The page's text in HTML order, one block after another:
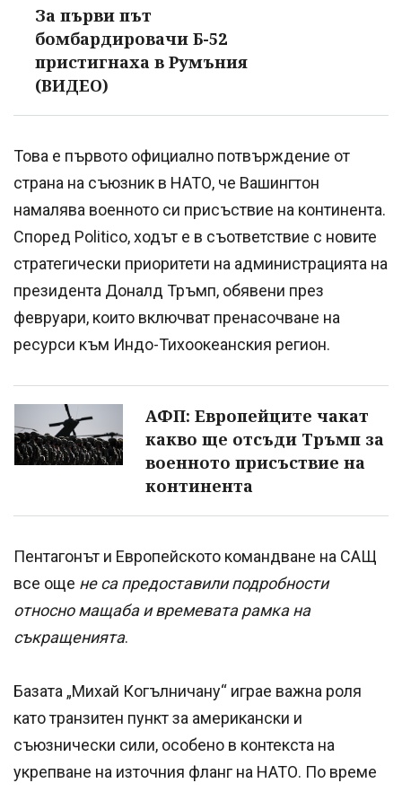
За първи път
бомбардировачи Б-52
пристигнаха в Румъния
(ВИДЕО)
Това е първото официално потвърждение от
страна на съюзник в НАТО, че Вашингтон
намалява военното си присъствие на континента.
Според Politico, ходът е в съответствие с новите
стратегически приоритети на администрацията на
президента Доналд Тръмп, обявени през
февруари, които включват пренасочване на
ресурси към Индо-Тихоокеанския регион.
АФП: Европейците чакат
какво ще отсъди Тръмп за
военното присъствие на
континента
Пентагонът и Европейското командване на САЩ
все още не са предоставили подробности
относно мащаба и времевата рамка на
съкращенията.
Базата „Михай Когълничану“ играе важна роля
като транзитен пункт за американски и
съюзнически сили, особено в контекста на
укрепване на източния фланг на НАТО. По време